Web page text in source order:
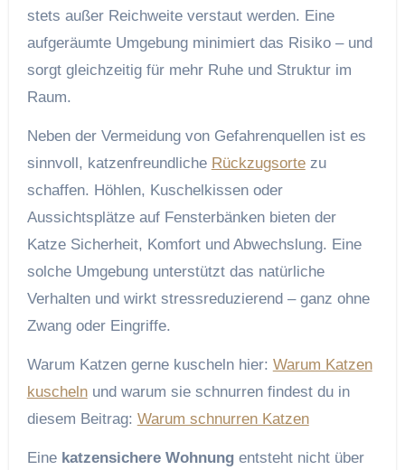
stets außer Reichweite verstaut werden. Eine
aufgeräumte Umgebung minimiert das Risiko – und
sorgt gleichzeitig für mehr Ruhe und Struktur im
Raum.
Neben der Vermeidung von Gefahrenquellen ist es
sinnvoll, katzenfreundliche Rückzugsortezu
schaffen. Höhlen, Kuschelkissen oder
Aussichtsplätze auf Fensterbänken bieten der
Katze Sicherheit, Komfort und Abwechslung. Eine
solche Umgebung unterstützt das natürliche
Verhalten und wirkt stressreduzierend – ganz ohne
Zwang oder Eingriffe.
Warum Katzen gerne kuscheln hier: Warum Katzen
kuschelnund warum sie schnurren findest du in
diesem Beitrag: Warum schnurren Katzen
Eine katzensichere Wohnungentsteht nicht über